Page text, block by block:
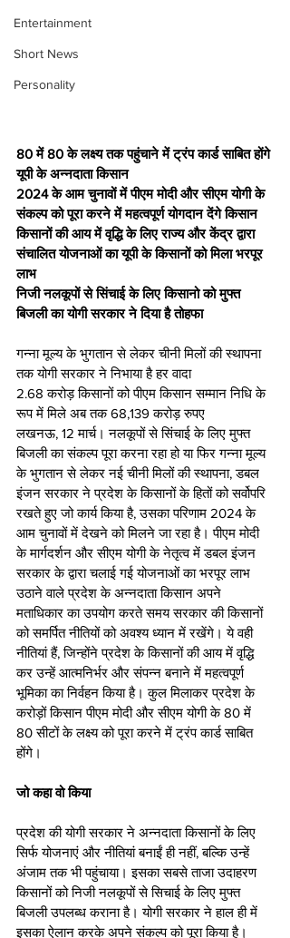
Entertainment
Short News
Personality
80 में 80 के लक्ष्य तक पहुंचाने में ट्रंप कार्ड साबित होंगे
यूपी के अन्नदाता किसान
2024 के आम चुनावों में पीएम मोदी और सीएम योगी के
संकल्प को पूरा करने में महत्वपूर्ण योगदान देंगे किसान
किसानों की आय में वृद्धि के लिए राज्य और केंद्र द्वारा
संचालित योजनाओं का यूपी के किसानों को मिला भरपूर
लाभ
निजी नलकूपों से सिंचाई के लिए किसानो को मुफ्त
बिजली का योगी सरकार ने दिया है तोहफा
गन्ना मूल्य के भुगतान से लेकर चीनी मिलों की स्थापना
तक योगी सरकार ने निभाया है हर वादा
2.68 करोड़ किसानों को पीएम किसान सम्मान निधि के
रूप में मिले अब तक 68,139 करोड़ रुपए
लखनऊ, 12 मार्च। नलकूपों से सिंचाई के लिए मुफ्त
बिजली का संकल्प पूरा करना रहा हो या फिर गन्ना मूल्य
के भुगतान से लेकर नई चीनी मिलों की स्थापना, डबल
इंजन सरकार ने प्रदेश के किसानों के हितों को सर्वोपरि
रखते हुए जो कार्य किया है, उसका परिणाम 2024 के
आम चुनावों में देखने को मिलने जा रहा है। पीएम मोदी
के मार्गदर्शन और सीएम योगी के नेतृत्व में डबल इंजन
सरकार के द्वारा चलाई गई योजनाओं का भरपूर लाभ
उठाने वाले प्रदेश के अन्नदाता किसान अपने
मताधिकार का उपयोग करते समय सरकार की किसानों
को समर्पित नीतियों को अवश्य ध्यान में रखेंगे। ये वही
नीतियां हैं, जिन्होंने प्रदेश के किसानों की आय में वृद्धि
कर उन्हें आत्मनिर्भर और संपन्न बनाने में महत्वपूर्ण
भूमिका का निर्वहन किया है। कुल मिलाकर प्रदेश के
करोड़ों किसान पीएम मोदी और सीएम योगी के 80 में
80 सीटों के लक्ष्य को पूरा करने में ट्रंप कार्ड साबित
होंगे।
जो कहा वो किया
प्रदेश की योगी सरकार ने अन्नदाता किसानों के लिए
सिर्फ योजनाएं और नीतियां बनाईं ही नहीं, बल्कि उन्हें
अंजाम तक भी पहुंचाया। इसका सबसे ताजा उदाहरण
किसानों को निजी नलकूपों से सिचाई के लिए मुफ्त
बिजली उपलब्ध कराना है। योगी सरकार ने हाल ही में
इसका ऐलान करके अपने संकल्प को पूरा किया है।